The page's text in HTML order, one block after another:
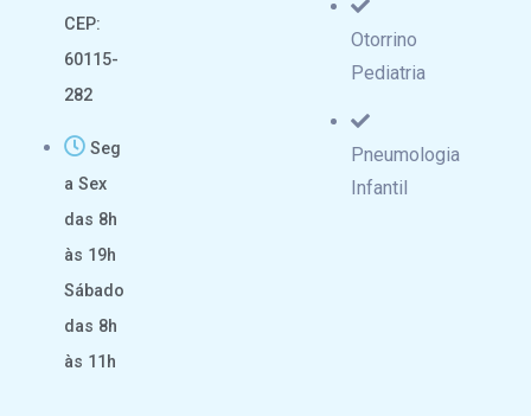
CEP:
60115-
282
Seg
a Sex
das 8h
às 19h
Sábado
das 8h
às 11h
Otorrino
Pediatria
Pneumologia
Infantil